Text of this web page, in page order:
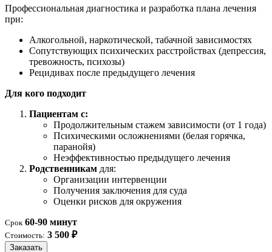
Профессиональная диагностика и разработка плана лечения
при:
Алкогольной, наркотической, табачной зависимостях
Сопутствующих психических расстройствах (депрессия,
тревожность, психозы)
Рецидивах после предыдущего лечения
Для кого подходит
Пациентам с:
Продолжительным стажем зависимости (от 1 года)
Психическими осложнениями (белая горячка,
паранойя)
Неэффективностью предыдущего лечения
Родственникам для:
Организации интервенции
Получения заключения для суда
Оценки рисков для окружения
Срок 60-90 минут
Стоимость: 3 500 ₽
Заказать